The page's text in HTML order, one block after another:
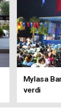
Mylasa
verdi